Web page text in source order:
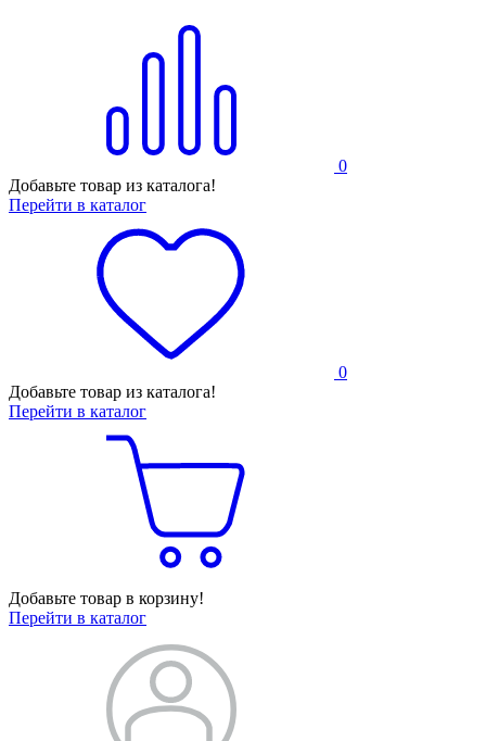
0
Добавьте товар из каталога!
Перейти в каталог
0
Добавьте товар из каталога!
Перейти в каталог
Добавьте товар в корзину!
Перейти в каталог